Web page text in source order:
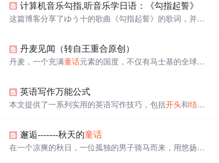
计算机音乐勾指,听音乐学日语：《勾指起誓》
这篇博客分享了ゆう十的歌曲《勾指起誓》的歌词，并通
童话的结尾’，‘你是圣诞老人送给我的礼物’等，展现了温
柔与坚韧的情感。文章适合日语学习者，通过歌曲感受语
丹麦见闻（转自王重合原创）
丹麦，一个充满童话元素的国度，不仅有马士基的全球航
己的现代童话。本文讲述了丹麦如何克服重重困难，发展
成为世界领先的航运大国和清洁能源先锋。
英语写作万能公式
本文提供了一系列实用的英语写作技巧，包括开头和结尾
邂逅-------秋天的童话
在一个凉爽的秋日，一位孤独的男子骑马而来，用悠扬的